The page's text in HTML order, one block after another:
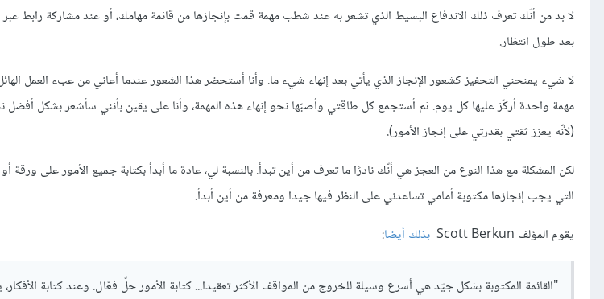
لا بد من أنّك تعرف ذلك الاندفاع البسيط الذي تشعر به عند شطب مهمة قمت بإنجازها من قائمة مهامك، أو عند مشاركة رابط
بعد طول انتظار.
لا شيء يمنحني التحفيز كشعور الإنجاز الذي يأتي بعد إنهاء شيء ما. وأنا أستحضر هذا الشعور عندما أعاني من عبء العمل
مهمة واحدة أركّز عليها كل يوم. ثم أستجمع كل طاقتي وأصبّها نحو إنهاء هذه المهمة، وأنا على يقين بأنني سأشعر بشكل
(لأنّه يعزز ثقتي بقدرتي على إنجاز الأمور).
لكن المشكلة مع هذا النوع من العجز هي أنّك نادرًا ما تعرف من أين تبدأ. بالنسبة لي، عادة ما أبدأ بكتابة جميع الأمور على ورقة
التي يجب إنجازها مكتوبة أمامي تساعدني على النظر فيها جيدا ومعرفة من أين أبدأ.
يقوم المؤلف Scott Berkun
بذلك أيضا:
"القائمة المكتوبة بشكل جيّد هي أسرع وسيلة للخروج من المواقف الأكثر تعقيدا... كتابة الأمور حلّ فعّال. وعند كتابة الأفكار،